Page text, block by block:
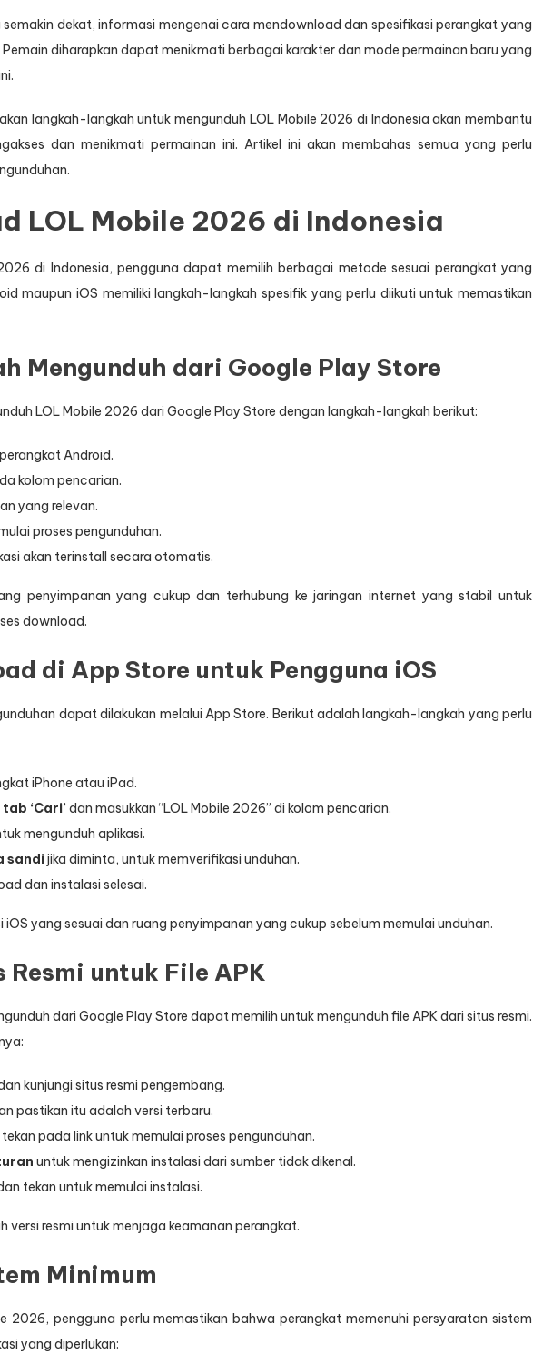
dekat, informasi mengenai cara mendownload dan spesifikasi perangkat yang
diharapkan dapat menikmati berbagai karakter dan mode permainan baru yang
langkah-langkah untuk mengunduh LOL Mobile 2026 di Indonesia akan membantu
dan menikmati permainan ini. Artikel ini akan membahas semua yang perlu
LOL Mobile 2026 di Indonesia
di Indonesia, pengguna dapat memilih berbagai metode sesuai perangkat yang
maupun iOS memiliki langkah-langkah spesifik yang perlu diikuti untuk memastikan
Mengunduh dari Google Play Store
LOL Mobile 2026 dari Google Play Store dengan langkah-langkah berikut:
Android.
kolom pencarian.
yang relevan.
proses pengunduhan.
akan terinstall secara otomatis.
penyimpanan yang cukup dan terhubung ke jaringan internet yang stabil untuk
download.
di App Store untuk Pengguna iOS
dapat dilakukan melalui App Store. Berikut adalah langkah-langkah yang perlu
iPhone atau iPad.
tab ‘Cari’ dan masukkan “LOL Mobile 2026” di kolom pencarian.
mengunduh aplikasi.
sandijika diminta, untuk memverifikasi unduhan.
dan instalasi selesai.
iOS yang sesuai dan ruang penyimpanan yang cukup sebelum memulai unduhan.
Resmi untuk File APK
dari Google Play Store dapat memilih untuk mengunduh file APK dari situs resmi.
kunjungi situs resmi pengembang.
pastikan itu adalah versi terbaru.
pada link untuk memulai proses pengunduhan.
untuk mengizinkan instalasi dari sumber tidak dikenal.
tekan untuk memulai instalasi.
versi resmi untuk menjaga keamanan perangkat.
Minimum
2026, pengguna perlu memastikan bahwa perangkat memenuhi persyaratan sistem
yang diperlukan: